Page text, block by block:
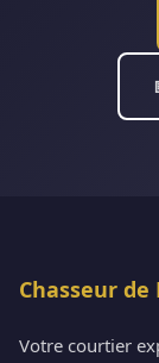
Chasseur
Votre courtier